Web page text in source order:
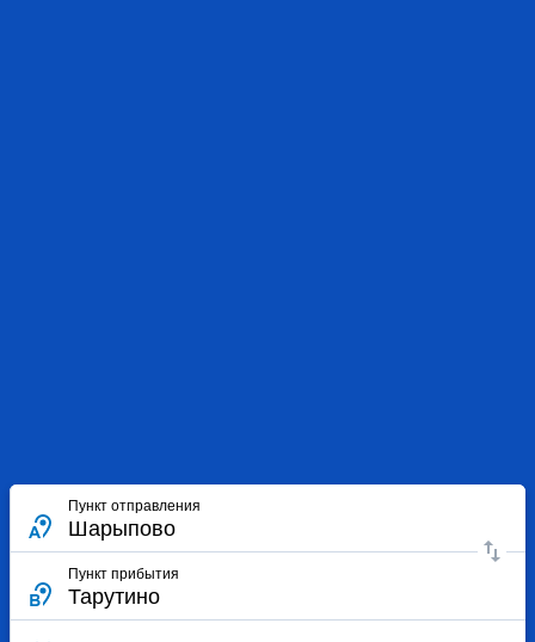
Пункт отправления
Пункт прибытия